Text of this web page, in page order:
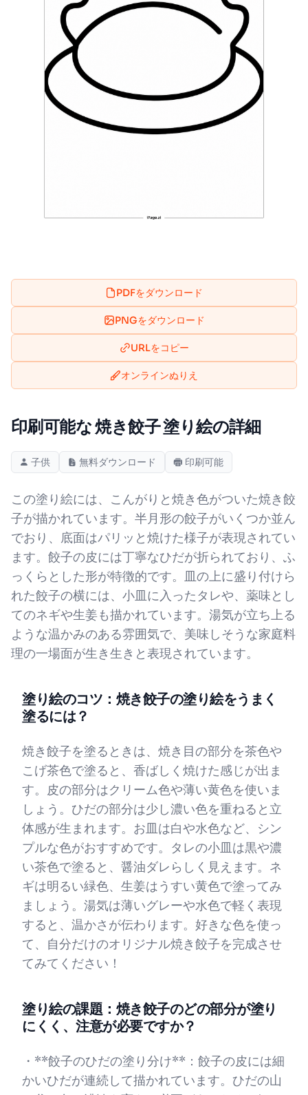
PDFをダウンロード
PNGをダウンロード
URLをコピー
オンラインぬりえ
印刷可能な 焼き餃子 塗り絵の詳細
子供 無料ダウンロード 印刷可能
この塗り絵には、こんがりと焼き色がついた焼き餃
子が描かれています。半月形の餃子がいくつか並ん
でおり、底面はパリッと焼けた様子が表現されてい
ます。餃子の皮には丁寧なひだが折られており、ふ
っくらとした形が特徴的です。皿の上に盛り付けら
れた餃子の横には、小皿に入ったタレや、薬味とし
てのネギや生姜も描かれています。湯気が立ち上る
ような温かみのある雰囲気で、美味しそうな家庭料
理の一場面が生き生きと表現されています。
塗り絵のコツ：焼き餃子の塗り絵をうまく
塗るには？
焼き餃子を塗るときは、焼き目の部分を茶色や
こげ茶色で塗ると、香ばしく焼けた感じが出ま
す。皮の部分はクリーム色や薄い黄色を使いま
しょう。ひだの部分は少し濃い色を重ねると立
体感が生まれます。お皿は白や水色など、シン
プルな色がおすすめです。タレの小皿は黒や濃
い茶色で塗ると、醤油ダレらしく見えます。ネ
ギは明るい緑色、生姜はうすい黄色で塗ってみ
ましょう。湯気は薄いグレーや水色で軽く表現
すると、温かさが伝わります。好きな色を使っ
て、自分だけのオリジナル焼き餃子を完成させ
てみてください！
塗り絵の課題：焼き餃子のどの部分が塗り
にくく、注意が必要ですか？
・**餃子のひだの塗り分け**：餃子の皮には細
かいひだが連続して描かれています。ひだの山